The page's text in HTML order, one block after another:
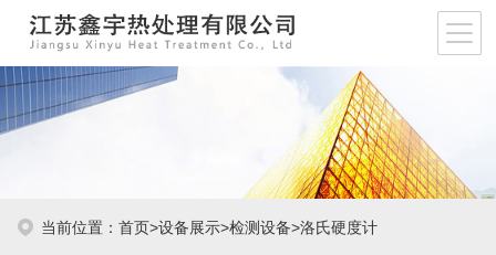
当前位置：首页>设备展示>检测设备>洛氏硬度计